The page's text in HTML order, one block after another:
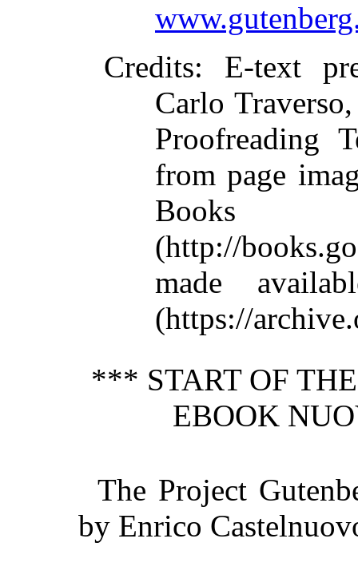
Credits: E-text
Carlo
Proofreading
from page
Books
(http://
made
(https://
*** START OF
EBOOK
The Project
by Enrico